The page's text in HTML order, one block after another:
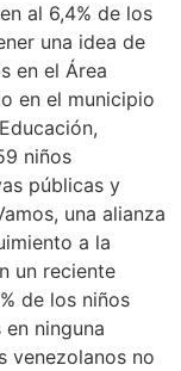
al 6,4% de los
una idea de
en el Área
en el municipio
niños
públicas y
una alianza
a la
un reciente
de los niños
ninguna
venezolanos no